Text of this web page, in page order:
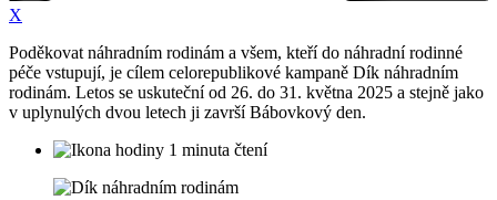
X
Poděkovat náhradním rodinám a všem, kteří do náhradní rodinné
péče vstupují, je cílem celorepublikové kampaně Dík náhradním
rodinám. Letos se uskuteční od 26. do 31. května 2025 a stejně jako
v uplynulých dvou letech ji završí Bábovkový den.
1 minuta čtení